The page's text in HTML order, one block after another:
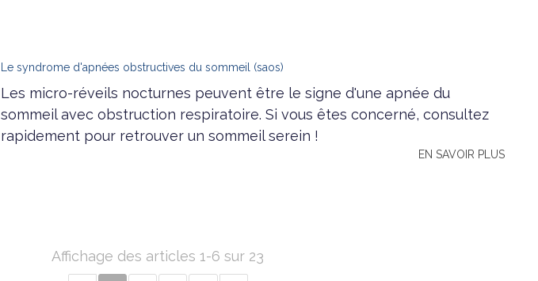
Le syndrome d'apnées obstructives du sommeil (saos)
Les micro-réveils nocturnes peuvent être le signe d'une apnée du
sommeil avec obstruction respiratoire. Si vous êtes concerné, consultez
rapidement pour retrouver un sommeil serein !
EN SAVOIR PLUS
Affichage des articles 1-6 sur 23